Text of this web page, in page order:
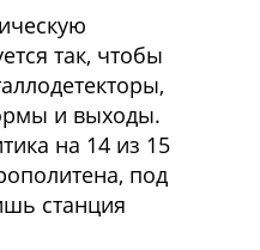
так, чтобы
и выходы.
на 14 из 15
под
станция